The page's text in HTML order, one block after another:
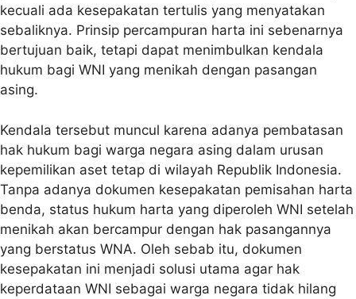
kecuali ada kesepakatan tertulis yang menyatakan
sebaliknya. Prinsip percampuran harta ini sebenarnya
bertujuan baik, tetapi dapat menimbulkan kendala
hukum bagi WNI yang menikah dengan pasangan
asing.
Kendala tersebut muncul karena adanya pembatasan
hak hukum bagi warga negara asing dalam urusan
kepemilikan aset tetap di wilayah Republik Indonesia.
Tanpa adanya dokumen kesepakatan pemisahan harta
benda, status hukum harta yang diperoleh WNI setelah
menikah akan bercampur dengan hak pasangannya
yang berstatus WNA. Oleh sebab itu, dokumen
kesepakatan ini menjadi solusi utama agar hak
keperdataan WNI sebagai warga negara tidak hilang